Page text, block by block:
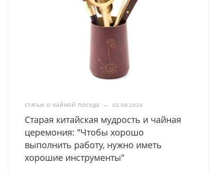
СТАТЬИ О ЧАЙНОЙ ПОСУДЕ — 02.08.2024
Старая китайская мудрость и чайная
церемония: "Чтобы хорошо
выполнить работу, нужно иметь
хорошие инструменты"